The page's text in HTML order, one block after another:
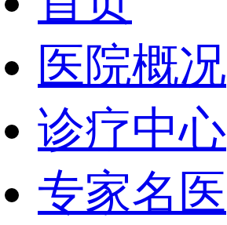
医院概况
诊疗中心
专家名医